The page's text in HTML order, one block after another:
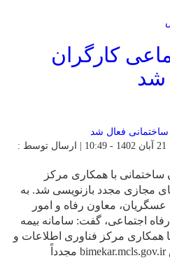
کارگران
شد
ساختمانی با همکاری مرکز
مجازی مجدد بازنویسی شد. به
معاون رفاه و امور
اجتماعی، گفت: سامانه بیمه
همکاری مرکز فناوری اطلاعات و
امنیت فضای مجازی به آدرس bimekar.mcls.gov.ir مجدداً